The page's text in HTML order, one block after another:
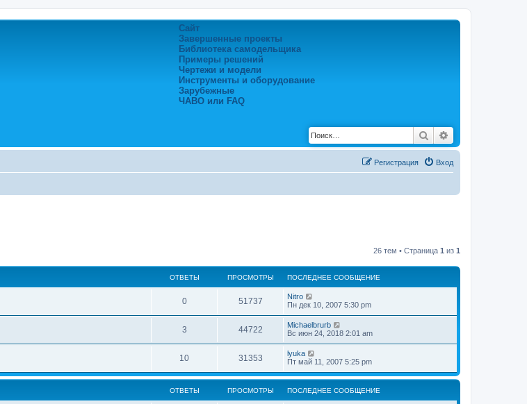
Сайт
Завершенные проекты
Библиотека самодельщика
Примеры решений
Чертежи и модели
Инструменты и оборудование
Зарубежные
ЧАВО или FAQ
Поиск
Вход
Регистрация
26 тем • Страница 1 из 1
ОТВЕТЫ ПРОСМОТРЫ ПОСЛЕДНЕЕ СООБЩЕНИЕ
0 51737
Nitro
Пн дек 10, 2007 5:30 pm
3 44722
Michaelbrurb
Вс июн 24, 2018 2:01 am
10 31353
lyuka
Пт май 11, 2007 5:25 pm
ОТВЕТЫ ПРОСМОТРЫ ПОСЛЕДНЕЕ СООБЩЕНИЕ